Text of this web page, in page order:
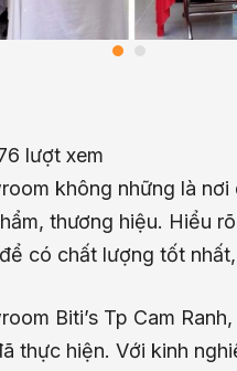
lượt xem
không những là
thương hiệu. Hiểu
có chất lượng tốt
Biti’s Tp Cam
thực hiện. Với kinh